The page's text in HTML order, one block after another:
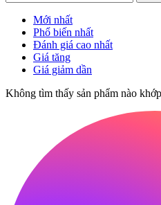
Mới nhất
Phổ biến nhất
Đánh giá cao nhất
Giá tăng
Giá giảm dần
Không tìm thấy sản phẩm nào